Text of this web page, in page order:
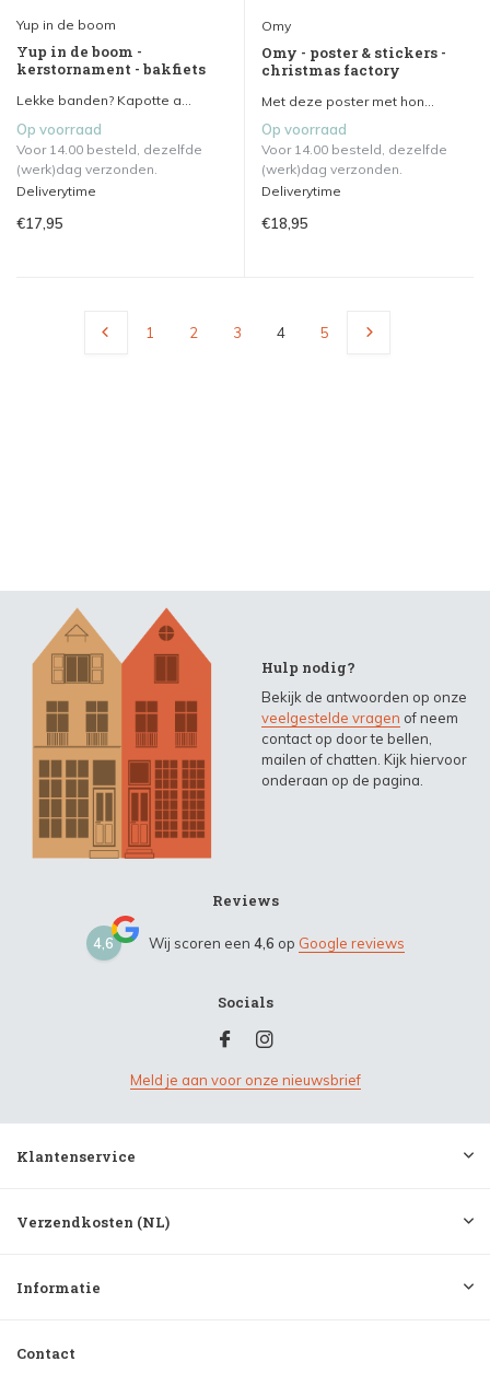
Yup in de boom
Yup in de boom -
kerstornament - bakfiets
Lekke banden? Kapotte a...
Op voorraad
Voor 14.00 besteld, dezelfde
(werk)dag verzonden.
Deliverytime
€17,95
Omy
Omy - poster & stickers -
christmas factory
Met deze poster met hon...
Op voorraad
Voor 14.00 besteld, dezelfde
(werk)dag verzonden.
Deliverytime
€18,95
1 2 3 4 5
Hulp nodig?
Bekijk de antwoorden op onze
veelgestelde vragen of neem
contact op door te bellen,
mailen of chatten. Kijk hiervoor
onderaan op de pagina.
Reviews
4,6 Wij scoren een 4,6 op Google reviews
Socials
Meld je aan voor onze nieuwsbrief
Klantenservice
Verzendkosten (NL)
Informatie
Contact